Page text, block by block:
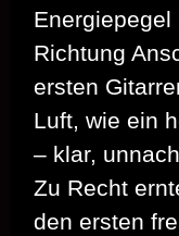
Richtung
ersten
Luft, wie ein
– klar,
Zu Recht
den ersten